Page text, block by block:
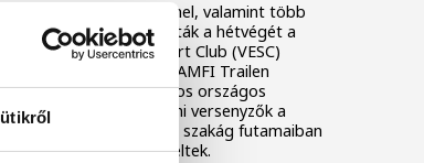
Két magyar bajnoki címmel, valamint több
dobogós helyezéssel zárták a hétvégét a
Veszprémi Egyetemi Sport Club (VESC)
kerékpárosai az alsóörsi AMFI Trailen
hegyikerékpáros országos
A veszprémi versenyzők a
short track és az olimpiai szakág futamaiban
eredményesen szerepeltek.